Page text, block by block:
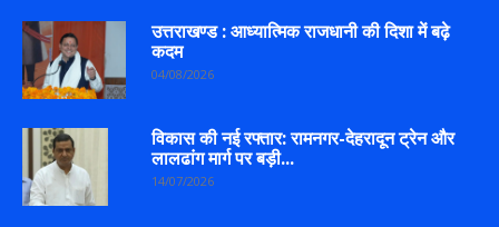
उत्तराखण्ड : आध्यात्मिक राजधानी की दिशा में बढ़े
कदम
04/08/2026
विकास की नई रफ्तार: रामनगर-देहरादून ट्रेन और
लालढांग मार्ग पर बड़ी...
14/07/2026